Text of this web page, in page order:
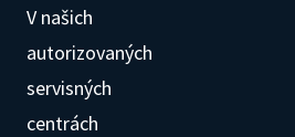
V našich
autorizovaných
servisných
centrách